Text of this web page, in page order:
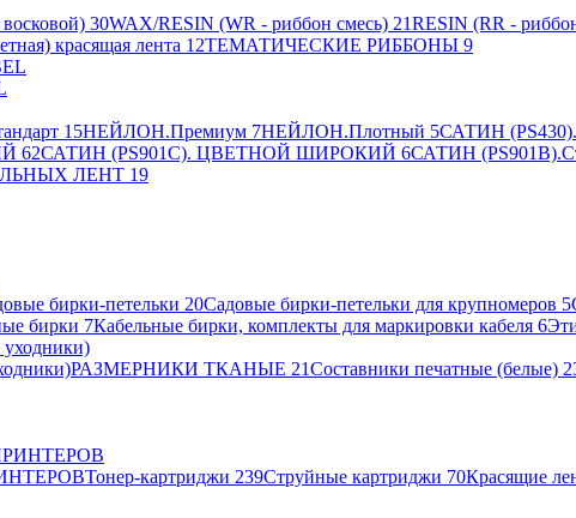
30WAX/RESIN (WR - риббон смесь) 21RESIN (RR -
красящая лента 12ТЕМАТИЧЕСКИЕ РИББОНЫ 9
15НЕЙЛОН.Премиум 7НЕЙЛОН.Плотный 5САТИН
62САТИН (PS901C). ЦВЕТНОЙ ШИРОКИЙ 6САТИН
ЛЕНТ 19
бирки-петельки 20Садовые бирки-петельки для крупномеров 5
бирки 7Кабельные бирки, комплекты для маркировки кабеля 6
РАЗМЕРНИКИ ТКАНЫЕ 21Составники печатные (белые)
Тонер-картриджи 239Струйные картриджи 70Красящие